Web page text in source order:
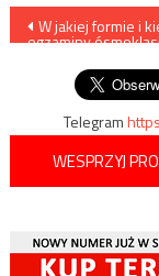
Nawigacja
wpisu
W jakiej formie i
egzaminy
Telegram
WESPRZYJ